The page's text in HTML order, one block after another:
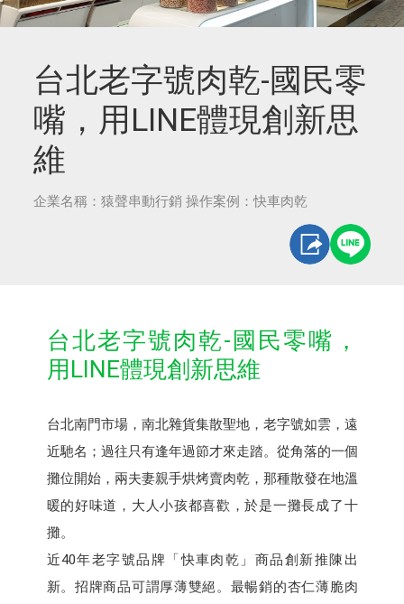
台北老字號肉乾-國民零
嘴，用LINE體現創新思
維
企業名稱：猿聲串動行銷 操作案例：快車肉乾
台北老字號肉乾-國民零嘴，
用LINE體現創新思維
台北南門市場，南北雜貨集散聖地，老字號如雲，遠
近馳名；過往只有逢年過節才來走踏。從角落的一個
攤位開始，兩夫妻親手烘烤賣肉乾，那種散發在地溫
暖的好味道，大人小孩都喜歡，於是一攤長成了十
攤。
近40年老字號品牌「快車肉乾」商品創新推陳出
新。招牌商品可謂厚薄雙絕。最暢銷的杏仁薄脆肉